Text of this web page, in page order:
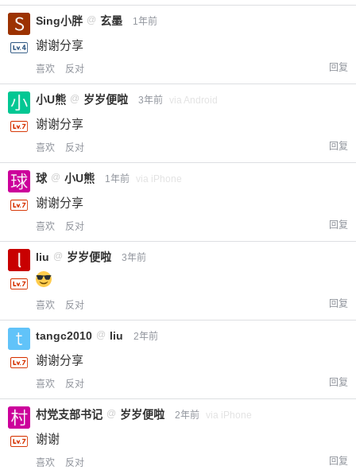
Sing小胖 @ 玄墨 1年前
谢谢分享
喜欢 反对 回复
小U熊 @ 岁岁便啦 3年前 via Android
谢谢分享
喜欢 反对 回复
球 @ 小U熊 1年前 via iPhone
谢谢分享
喜欢 反对 回复
liu @ 岁岁便啦 3年前
喜欢 反对 回复
tangc2010 @ liu 2年前
谢谢分享
喜欢 反对 回复
村党支部书记 @ 岁岁便啦 2年前 via iPhone
谢谢
喜欢 反对 回复